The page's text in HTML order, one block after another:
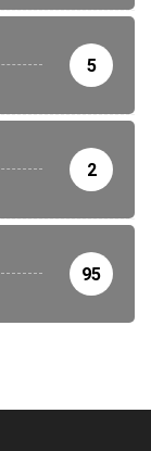
5
2
95